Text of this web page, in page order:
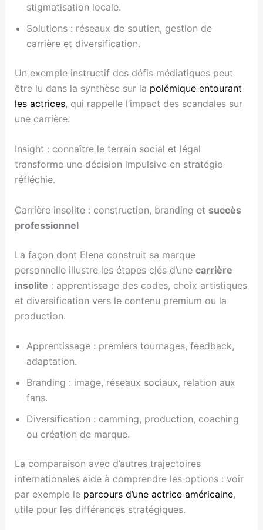
stigmatisation locale.
Solutions : réseaux de soutien, gestion de
carrière et diversification.
Un exemple instructif des défis médiatiques peut
être lu dans la synthèse sur la polémique entourant
les actrices, qui rappelle l’impact des scandales sur
une carrière.
Insight : connaître le terrain social et légal
transforme une décision impulsive en stratégie
réfléchie.
Carrière insolite : construction, branding et succès
professionnel
La façon dont Elena construit sa marque
personnelle illustre les étapes clés d’une carrière
insolite : apprentissage des codes, choix artistiques
et diversification vers le contenu premium ou la
production.
Apprentissage : premiers tournages, feedback,
adaptation.
Branding : image, réseaux sociaux, relation aux
fans.
Diversification : camming, production, coaching
ou création de marque.
La comparaison avec d’autres trajectoires
internationales aide à comprendre les options : voir
par exemple le parcours d’une actrice américaine,
utile pour les différences stratégiques.